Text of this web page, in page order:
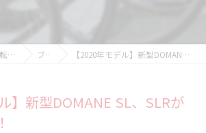
群馬県伊勢崎の自転車ならPOWER-KIDS ブログ 【2020年モデル】新型DOMANE SL、SLRが試乗出来ます！
】新型DOMANE SL、SLRが